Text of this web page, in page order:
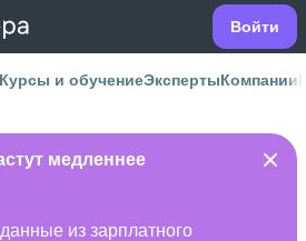
Войти
Курсы и обучениеЭкспертыКомпании
медленнее
из зарплатного